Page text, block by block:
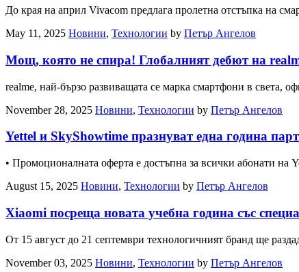
До края на април Vivacom предлага пролетна отстъпка на
May 11, 2025 Новини, Технологии by Петър Ангелов
Мощ, която не спира! Глобалният дебют на
realme, най-бързо развиващата се марка смартфони в света,
November 28, 2025 Новини, Технологии by Петър Ангелов
Yettel и SkyShowtime празнуват една година
• Промоционалната оферта е достъпна за всички абонати на
August 15, 2025 Новини, Технологии by Петър Ангелов
Xiaomi посреща новата учебна година със
От 15 август до 21 септември технологичният бранд ще
November 03, 2025 Новини, Технологии by Петър Ангелов